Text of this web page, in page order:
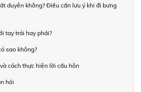
duyên không? Điều cần lưu ý khi đi bưng
tay trái hay phải?
sao không?
cách thực hiện lời cầu hôn
hỏi